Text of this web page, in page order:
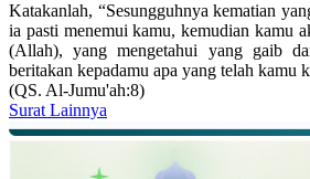
Katakanlah, “Sesungguhnya kematian
ia pasti menemui kamu, kemudian kamu
(Allah), yang mengetahui yang gaib
beritakan kepadamu apa yang telah kamu
(QS. Al-Jumu'ah:8)
Surat Lainnya